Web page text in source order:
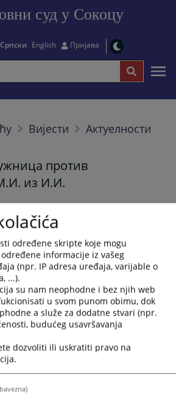
суд у Сокоцу
Српски English Пријава
Вијести Актуелности
против
из И.И.
Окружног јавног тужилаштва у
26.5.2026.године, против осумњиченог
сумње да је починио
кривично
саобраћаја из члана 402. став 3. у вези
законика Републике Српске.
на: Српски језик
97ПРЕГЛЕДА
određene skripte koje mogu
informacije iz vašeg
(npr. IP adresa uređaja, varijable o
...).
su nam neophodne i bez njih web
u svom punom obimu, dok
a služe za dodatne stvari (npr.
budućeg usavršavanja
dozvoliti ili uskratiti pravo na